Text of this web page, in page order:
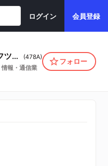
ログイン 会員登録
株式会社フツパー (478A)
情報・通信業
フォロー